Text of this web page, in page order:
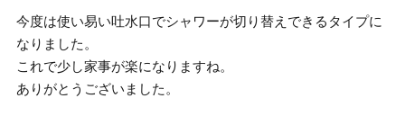
今度は使い易い吐水口でシャワーが切り替えできるタイプに
なりました。
これで少し家事が楽になりますね。
ありがとうございました。